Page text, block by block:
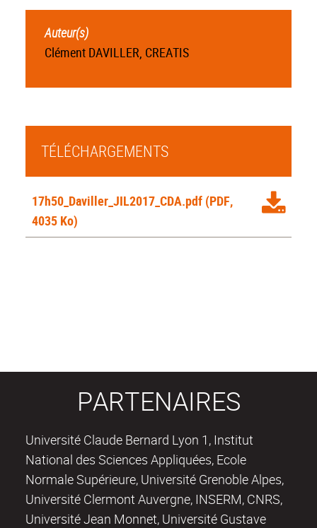
Auteur(s)
Clément DAVILLER, CREATIS
TÉLÉCHARGEMENTS
17h50_Daviller_JIL2017_CDA.pdf (PDF,
4035 Ko)
PARTENAIRES
Université Claude Bernard Lyon 1, Institut
National des Sciences Appliquées, Ecole
Normale Supérieure, Université Grenoble Alpes,
Université Clermont Auvergne, INSERM, CNRS,
Université Jean Monnet, Université Gustave